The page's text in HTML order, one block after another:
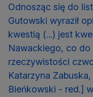
Odnosząc się do
Gutowski wyraził
kwestią (...) jest
Nawackiego, co
rzeczywistości
Katarzyna
Bieńkowski - red.]